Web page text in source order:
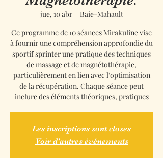
jue, 10 abr
  |
Baie-Mahault
Ce programme de 10 séances Mirakuline vise
à fournir une compréhension approfondie du
sportif sprinter une pratique des techniques
de massage et de magnétothérapie,
particulièrement en lien avec l’optimisation
de la récupération. Chaque séance peut
inclure des éléments théoriques, pratiques
Les inscriptions sont closes
Voir d'autres événements